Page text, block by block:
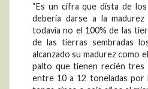
“Es un cifra que dista de
debería darse a la
todavía no el 100% de las
de las tierras sembradas
alcanzado su madurez como
palto que tienen recién tres
entre 10 a 12 toneladas por